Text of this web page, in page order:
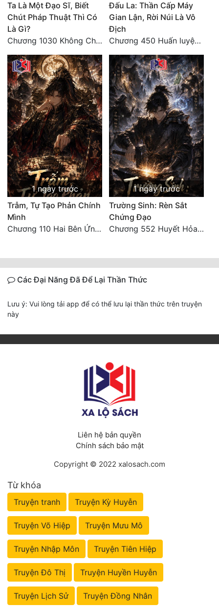
Ta Là Một Đạo Sĩ, Biết
Chút Pháp Thuật Thì Có
Là Gì?
Chương 1030 Không Chi Hoàng Nguyên Đại Hư
Đấu La: Thần Cấp Máy
Gian Lận, Rời Núi Là Vô
Địch
Chương 450 Huấn luyện thực chiến, Long Linh Cơ đối chiến bốn người Cổ Nguyệt và Vũ Lân!
1 ngày trước
Trẫm, Tự Tạo Phản Chính
Mình
Chương 110 Hai Bên Ứng Phó
1 ngày trước
Trường Sinh: Rèn Sắt
Chứng Đạo
Chương 552 Huyết Hỏa Độn Hư, nhân quả chưa dứt
Các Đại Năng Đã Để Lại Thần Thức
Lưu ý: Vui lòng tải app để có thể lưu lại thần thức trên truyện
này
Liên hệ bản quyền
Chính sách bảo mật
Copyright © 2022 xalosach.com
Từ khóa
Truyện tranh Truyện Kỳ Huyễn
Truyện Võ Hiệp Truyện Mưu Mô
Truyện Nhập Môn Truyện Tiên Hiệp
Truyện Đô Thị Truyện Huyền Huyễn
Truyện Lịch Sử Truyện Đồng Nhân